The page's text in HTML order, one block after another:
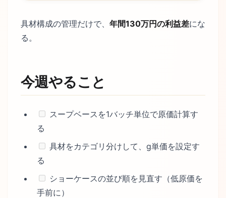
具材構成の管理だけで、 年間130万円の利益差にな
る。
今週やること
スープベースを1バッチ単位で原価計算す
る
具材をカテゴリ分けして、g単価を設定す
る
ショーケースの並び順を見直す（低原価を
手前に）